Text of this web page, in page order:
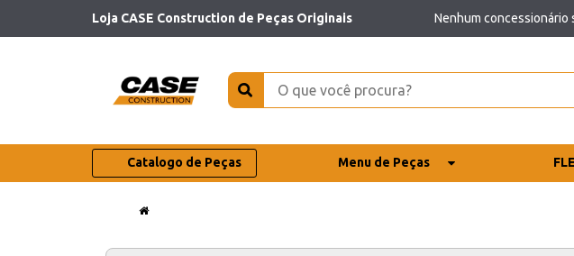
Loja CASE Construction de Peças Originais Nenhum concessionário
Catalogo de Peças Menu de Peças